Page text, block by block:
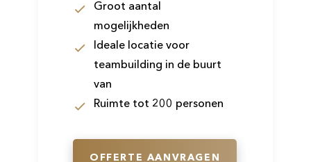
Groot aantal
mogelijkheden
Ideale locatie voor
teambuilding in de buurt
van
Ruimte tot 200 personen
OFFERTE AANVRAGEN